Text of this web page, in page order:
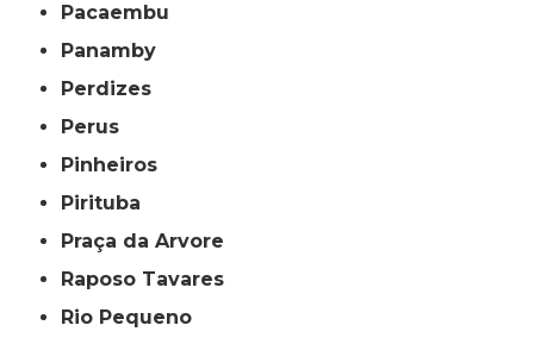
Pacaembu
Panamby
Perdizes
Perus
Pinheiros
Pirituba
Praça da Arvore
Raposo Tavares
Rio Pequeno